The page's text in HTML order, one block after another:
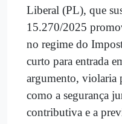
Liberal (PL), que
15.270/2025
no regime do
curto para entrada
argumento, violaria
como a segurança
contributiva e a